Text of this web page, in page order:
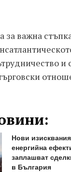
за важна
и
Нови
енергийна
заплашват
в България